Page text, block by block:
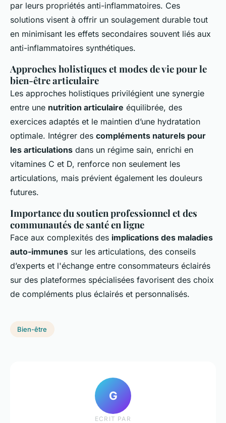
par leurs propriétés anti-inflammatoires. Ces
solutions visent à offrir un soulagement durable tout
en minimisant les effets secondaires souvent liés aux
anti-inflammatoires synthétiques.
Approches holistiques et modes de vie pour le
bien-être articulaire
Les approches holistiques privilégient une synergie
entre une nutrition articulaire équilibrée, des
exercices adaptés et le maintien d’une hydratation
optimale. Intégrer des compléments naturels pour
les articulations dans un régime sain, enrichi en
vitamines C et D, renforce non seulement les
articulations, mais prévient également les douleurs
futures.
Importance du soutien professionnel et des
communautés de santé en ligne
Face aux complexités des implications des maladies
auto-immunes sur les articulations, des conseils
d’experts et l'échange entre consommateurs éclairés
sur des plateformes spécialisées favorisent des choix
de compléments plus éclairés et personnalisés.
Bien-être
G
ECRIT PAR